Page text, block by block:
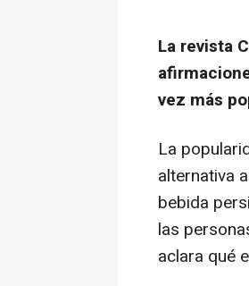
La revista
vez más
La
alternativa
bebida
las
aclara qué